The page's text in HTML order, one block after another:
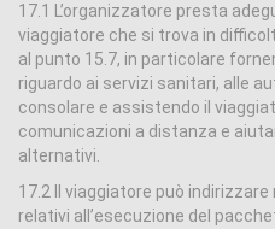
17.1 L’organizzatore presta
viaggiatore che si trova in
al punto 15.7, in particolare
riguardo ai servizi sanitari, alle
consolare e assistendo il
comunicazioni a distanza e
alternativi.
17.2 Il viaggiatore può
relativi all’esecuzione del